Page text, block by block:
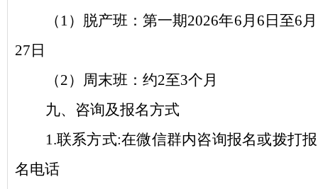
（ 1）脱产班：第一期2026年6月6日至6月
27日
（2）周末班：约2至3个月
九、咨询及报名方式
1 .联系方式:在微信群内咨询报名或拨打报
名电话